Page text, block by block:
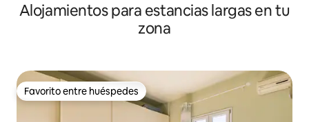
Alojamientos para estancias largas en tu
zona
Favorito entre huéspedes
Favorito entre huéspedes